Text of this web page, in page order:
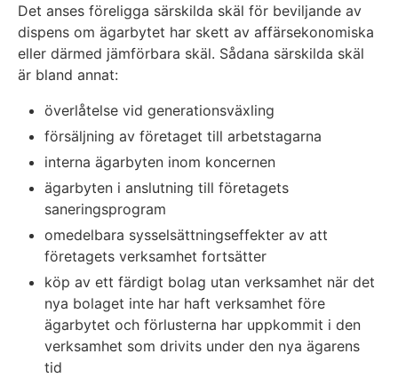
Det anses föreligga särskilda skäl för beviljande av
dispens om ägarbytet har skett av affärsekonomiska
eller därmed jämförbara skäl. Sådana särskilda skäl
är bland annat:
överlåtelse vid generationsväxling
försäljning av företaget till arbetstagarna
interna ägarbyten inom koncernen
ägarbyten i anslutning till företagets
saneringsprogram
omedelbara sysselsättningseffekter av att
företagets verksamhet fortsätter
köp av ett färdigt bolag utan verksamhet när det
nya bolaget inte har haft verksamhet före
ägarbytet och förlusterna har uppkommit i den
verksamhet som drivits under den nya ägarens
tid